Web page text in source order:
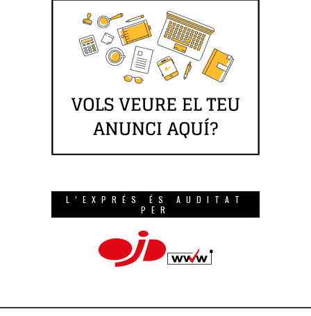
L’EXPRÉS ÉS AUDITAT
PER